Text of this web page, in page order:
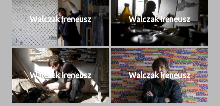
Wal­czak Ireneusz Wal­czak Ireneusz
Wal­czak Ireneusz Wal­czak Ireneusz